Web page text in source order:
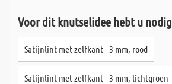
Voor dit knutselidee hebt u nodig
Satijnlint met zelfkant - 3 mm, rood
Satijnlint met zelfkant - 3 mm, lichtgroen